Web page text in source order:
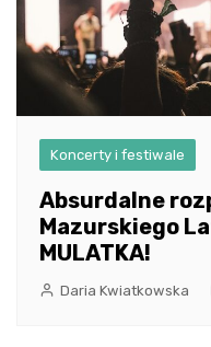
Koncerty i festiwale
Absurdalne
Mazurskiego
MULATKA!
Daria Kwiatkowska